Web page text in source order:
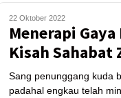
22 Oktober 2022
Menerapi
Kisah Sahabat
Sang penunggang kuda
padahal engkau telah